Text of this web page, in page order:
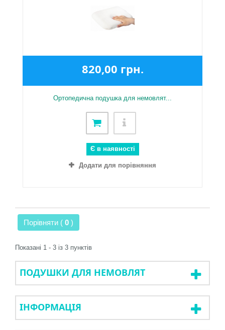
820,00 грн.
Ортопедична подушка для немовлят...
Є в наявності
Додати для порівняння
Порівняти ( 0 )
Показані 1 - 3 із 3 пунктів
ПОДУШКИ ДЛЯ НЕМОВЛЯТ
ІНФОРМАЦІЯ